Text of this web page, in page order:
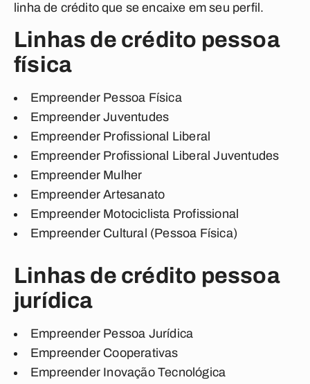
linha de crédito que se encaixe em seu perfil.
Linhas de crédito pessoa
física
Empreender Pessoa Física
Empreender Juventudes
Empreender Profissional Liberal
Empreender Profissional Liberal Juventudes
Empreender Mulher
Empreender Artesanato
Empreender Motociclista Profissional
Empreender Cultural (Pessoa Física)
Linhas de crédito pessoa
jurídica
Empreender Pessoa Jurídica
Empreender Cooperativas
Empreender Inovação Tecnológica